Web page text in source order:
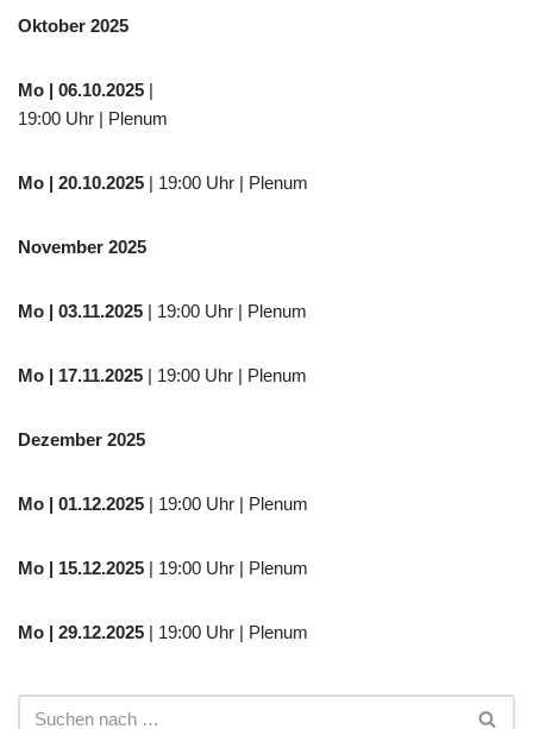
Oktober 2025
Mo | 06.10.2025 |
19:00 Uhr | Plenum
Mo | 20.10.2025 | 19:00 Uhr | Plenum
November 2025
Mo | 03.11.2025 | 19:00 Uhr | Plenum
Mo | 17.11.2025 | 19:00 Uhr | Plenum
Dezember 2025
Mo | 01.12.2025 | 19:00 Uhr | Plenum
Mo | 15.12.2025 | 19:00 Uhr | Plenum
Mo | 29.12.2025 | 19:00 Uhr | Plenum